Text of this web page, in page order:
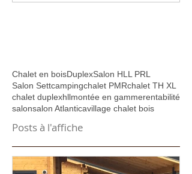
Chalet en boisDuplexSalon HLL PRL
Salon Settcampingchalet PMRchalet TH XL
chalet duplexhllmontée en gammerentabilité
salonsalon Atlanticavillage chalet bois
Posts à l'affiche